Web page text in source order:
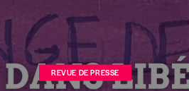
REVUE DE PRESSE